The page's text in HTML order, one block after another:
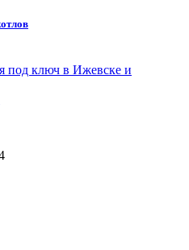
под ключ в Ижевске и